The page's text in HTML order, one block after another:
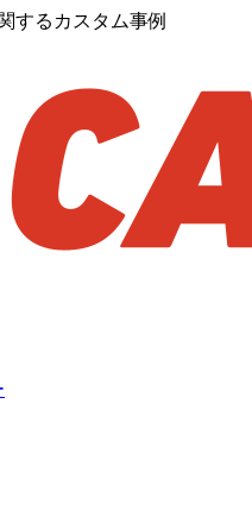
するカスタム事例